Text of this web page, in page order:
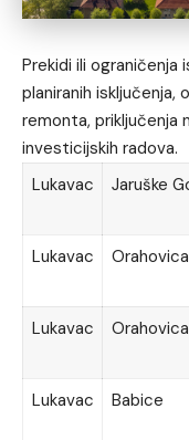
Prekidi ili
planiranih isključenja,
remonta, priključenja
investicijskih radova.
Lukavac
Jaruške
Lukavac
Lukavac
Lukavac
Babice